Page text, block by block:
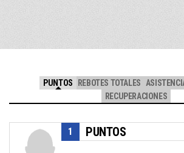
PUNTOS REBOTES TOTALES
RECUPERACIONES
PUNTOS
1